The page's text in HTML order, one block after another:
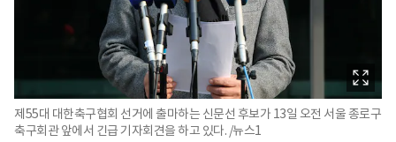
제55대 대한축구협회 선거에 출마하는 신문선 후보가 13일 오전 서울 종로구
축구회관 앞에서 긴급 기자회견을 하고 있다. /뉴스1